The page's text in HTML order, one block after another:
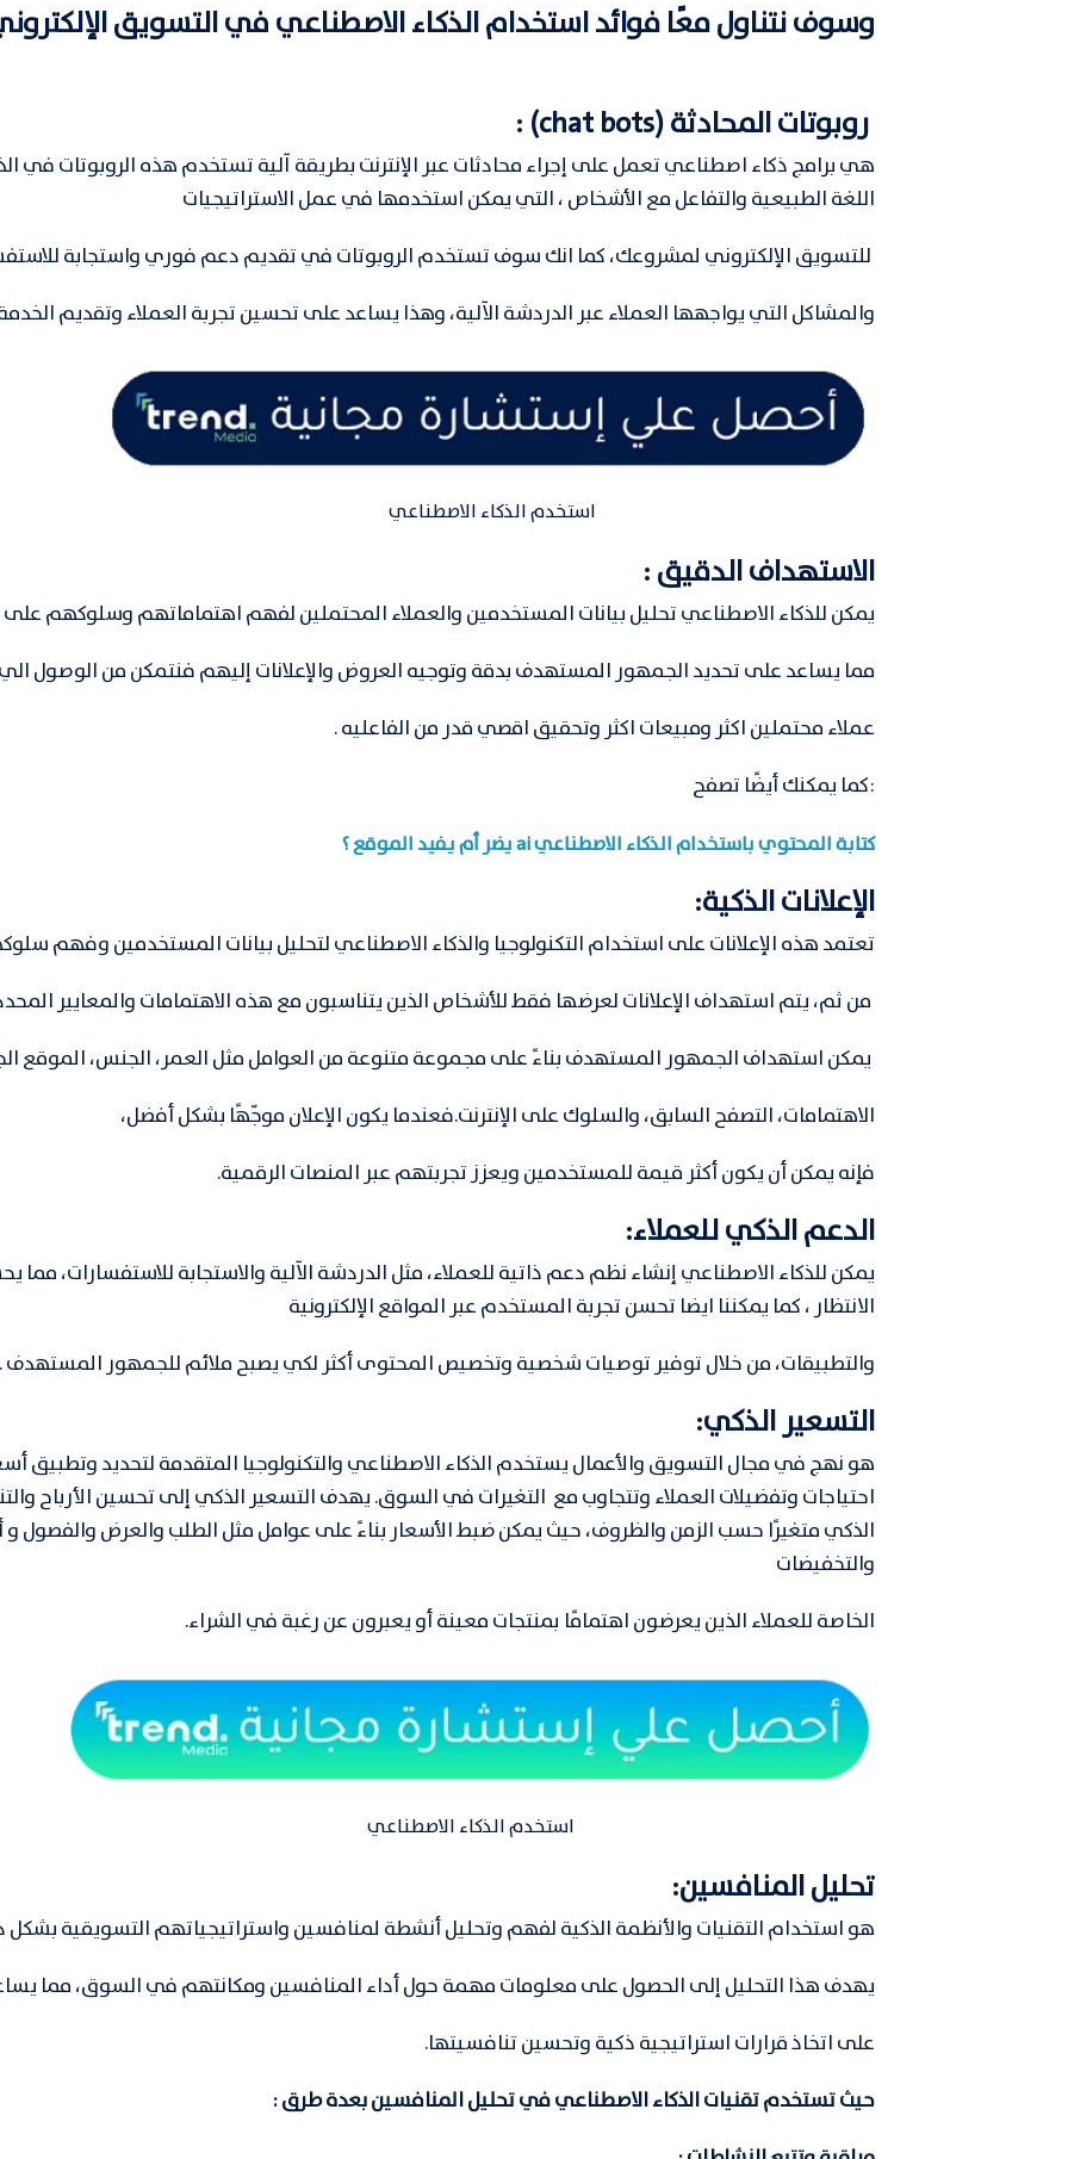
وسوف نتناول معًا فوائد استخدام الذكاء الاصطناعي في التسويق
روبوتات المحادثة (chat bots) :
هي برامج ذكاء اصطناعي تعمل على إجراء محادثات عبر الإنترنت بطريقة آلية تستخدم هذه الروبوتات في
اللغة الطبيعية والتفاعل مع الأشخاص ، التي يمكن استخدمها في عمل الاستراتيجيات
للتسويق الإلكتروني لمشروعك، كما انك سوف تستخدم الروبوتات في تقديم دعم فوري واستجابة
والمشاكل التي يواجهها العملاء عبر الدردشة الآلية، وهذا يساعد على تحسين تجربة العملاء وتقديم
استخدم الذكاء الاصطناعي
الاستهداف الدقيق :
يمكن للذكاء الاصطناعي تحليل بيانات المستخدمين والعملاء المحتملين لفهم اهتماماتهم وسلوكهم على
مما يساعد على تحديد الجمهور المستهدف بدقة وتوجيه العروض والإعلانات إليهم فنتمكن من الوصول الي
عملاء محتملين اكثر ومبيعات اكثر وتحقيق اقصي قدر من الفاعليه .
:كما يمكنك أيضًا تصفح
كتابة المحتوي باستخدام الذكاء الاصطناعي ai يضر أم يفيد الموقع ؟
الإعلانات الذكية:
تعتمد هذه الإعلانات على استخدام التكنولوجيا والذكاء الاصطناعي لتحليل بيانات المستخدمين وفهم
من ثم، يتم استهداف الإعلانات لعرضها فقط للأشخاص الذين يتناسبون مع هذه الاهتمامات والمعايير
يمكن استهداف الجمهور المستهدف بناءً على مجموعة متنوعة من العوامل مثل العمر، الجنس، الموقع
الاهتمامات، التصفح السابق، والسلوك على الإنترنت.فعندما يكون الإعلان موجّهًا بشكل أفضل،
فإنه يمكن أن يكون أكثر قيمة للمستخدمين ويعزز تجربتهم عبر المنصات الرقمية.
الدعم الذكي للعملاء:
يمكن للذكاء الاصطناعي إنشاء نظم دعم ذاتية للعملاء، مثل الدردشة الآلية والاستجابة للاستفسارات،
الانتظار ، كما يمكننا ايضا تحسن تجربة المستخدم عبر المواقع الإلكترونية
والتطبيقات، من خلال توفير توصيات شخصية وتخصيص المحتوى أكثر لكي يصبح ملائم للجمهور المستهدف .
التسعير الذكي:
هو نهج في مجال التسويق والأعمال يستخدم الذكاء الاصطناعي والتكنولوجيا المتقدمة لتحديد وتطبيق
احتياجات وتفضيلات العملاء وتتجاوب مع التغيرات في السوق. يهدف التسعير الذكي إلى تحسين الأرباح
الذكي متغيرًا حسب الزمن والظروف، حيث يمكن ضبط الأسعار بناءً على عوامل مثل الطلب والعرض والفصول و
والتخفيضات
الخاصة للعملاء الذين يعرضون اهتمامًا بمنتجات معينة أو يعبرون عن رغبة في الشراء.
استخدم الذكاء الاصطناعي
تحليل المنافسين:
هو استخدام التقنيات والأنظمة الذكية لفهم وتحليل أنشطة لمنافسين واستراتيجياتهم التسويقية
يهدف هذا التحليل إلى الحصول على معلومات مهمة حول أداء المنافسين ومكانتهم في السوق، مما
على اتخاذ قرارات استراتيجية ذكية وتحسين تنافسيتها.
حيث تستخدم تقنيات الذكاء الاصطناعي في تحليل المنافسين بعدة طرق :